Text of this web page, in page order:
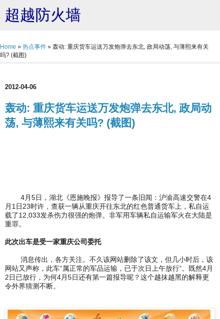
超越防火墙
Home » 热点事件 » 轰动: 重庆货车运送万发炮弹去东北, 政局动荡, 与薄熙来有关
吗? (截图)
2012-04-06
轰动: 重庆货车运送万发炮弹去东北, 政局动
荡, 与薄熙来有关吗? (截图)
4月5日，湖北《恩施晚报》报导了一条旧闻：沪渝高速交警在4
月1日23时许，查获一辆从重庆开往东北的红色普通货车上，私自运
载了12,033发杀伤力很强的炮弹。非军用车辆私自运输军火在大陆是
重罪。
此次出车是受一家重庆公司委托
消息传出，各方关注。不久该网站删除了该文，但几小时后，该
网站又声称，此车“属正常的军品运输，已于次日上午放行”。既然4月
2日已放行，为何4月5日还有第一篇报导呢？这个越抹越黑的解释更
令外界猜测不断。